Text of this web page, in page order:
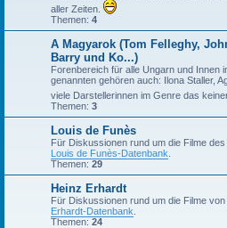
aller Zeiten.
Themen: 4
A Magyarok (Tom Felleghy,
Barry und Ko...)
Forenbereich für alle Ungarn und Innen
genannten gehören auch: Ilona Staller,
viele Darstellerinnen im Genre das
Themen: 3
Louis de Funès
Für Diskussionen rund um die Filme
Louis de Funès-Datenbank
Themen: 29
Heinz Erhardt
Für Diskussionen rund um die Filme
Erhardt-Datenbank
Themen: 24